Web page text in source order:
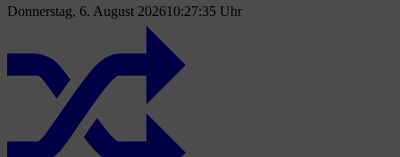
Donnerstag, 6. August 202610:27:36 Uhr